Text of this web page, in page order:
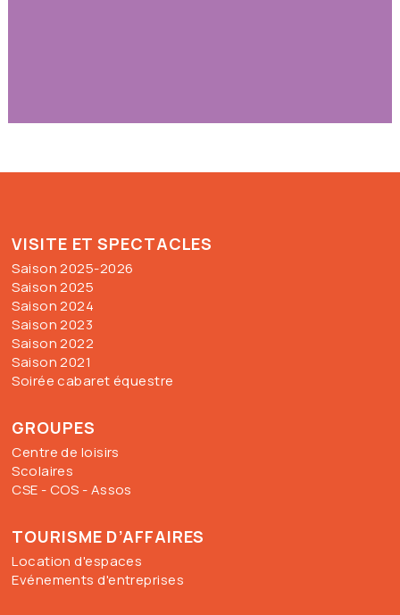
VISITE ET SPECTACLES
Saison 2025-2026
Saison 2025
Saison 2024
Saison 2023
Saison 2022
Saison 2021
Soirée cabaret équestre
GROUPES
Centre de loisirs
Scolaires
CSE - COS - Assos
TOURISME D’AFFAIRES
Location d'espaces
Evénements d'entreprises